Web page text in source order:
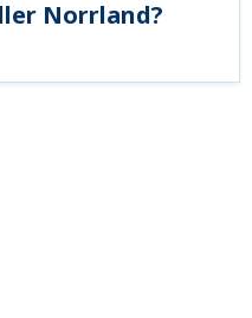
Norrland?